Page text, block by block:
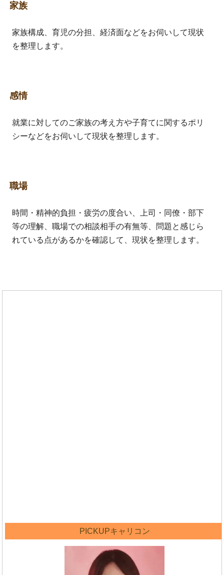
家族
家族構成、育児の分担、経済面などをお伺いして現状
を整理します。
感情
就業に対してのご家族の考え方や子育てに関するポリ
シーなどをお伺いして現状を整理します。
職場
時間・精神的負担・疲労の度合い、上司・同僚・部下
等の理解、職場での相談相手の有無等、問題と感じら
れている点があるかを確認して、現状を整理します。
PICKUPキャリコン